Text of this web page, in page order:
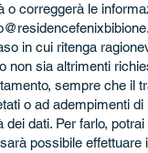
correggerà le
in cui ritenga
non sia altrimenti
sempre che il
o ad adempimenti
dei dati. Per farlo,
possibile